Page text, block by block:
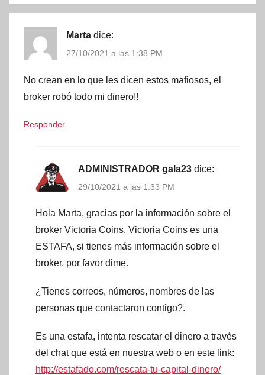
Marta dice:
27/10/2021 a las 1:38 PM
No crean en lo que les dicen estos mafiosos, el
broker robó todo mi dinero!!
Responder
ADMINISTRADOR gala23 dice:
29/10/2021 a las 1:33 PM
Hola Marta, gracias por la información sobre el
broker Victoria Coins. Victoria Coins es una
ESTAFA, si tienes más información sobre el
broker, por favor dime.
¿Tienes correos, números, nombres de las
personas que contactaron contigo?.
Es una estafa, intenta rescatar el dinero a través
del chat que está en nuestra web o en este link:
http://estafado.com/rescata-tu-capital-dinero/